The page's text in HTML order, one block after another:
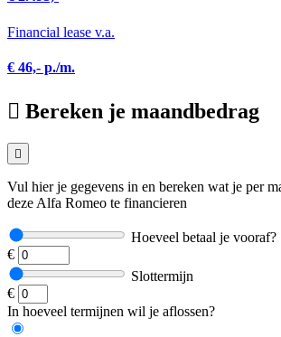
Financial lease v.a.
€ 46,- p./m.
Bereken je maandbedrag
Vul hier je gegevens in en bereken wat je per
deze Alfa Romeo te financieren
Hoeveel betaal je vooraf?
€
Slottermijn
€
In hoeveel termijnen wil je aflossen?